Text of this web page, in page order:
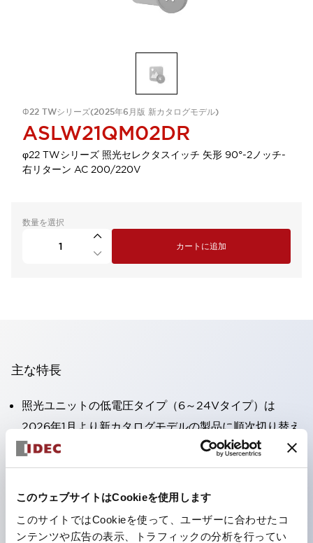
このウェブサイトはCookieを使用します
このサイトではCookieを使って、ユーザーに合わせたコ
ンテンツや広告の表示、トラフィックの分析を行ってい
Φ22 TWシリーズ(2025年6月版 新カタログモデル)
ASLW21QM02DR
φ22 TWシリーズ 照光セレクタスイッチ 矢形 90°-2ノッチ-
右リターン AC 200/220V
数量を選択
カートに追加
主な特長
照光ユニットの低電圧タイプ（6～24Vタイプ）は
2026年1月より新カタログモデルの製品に順次切り替え
予定
高電圧タイプのLED球が搭載可能になり、ダイレクト
タイプの定格使用電圧が最大240Vまで対応可能になり
丸形圧着端子の配線工数を大幅に削減。（パイロットラ